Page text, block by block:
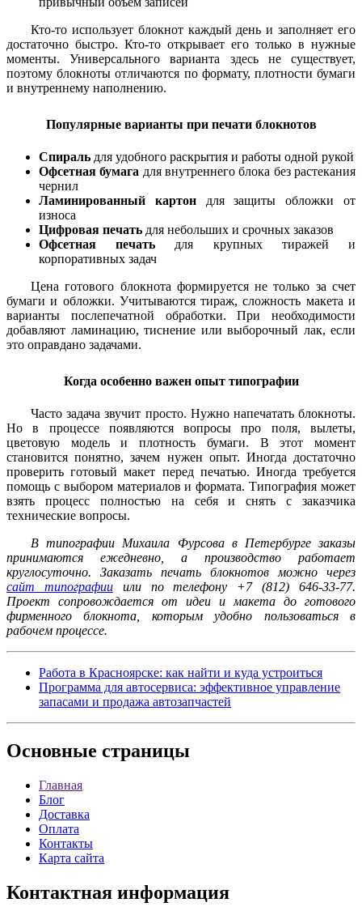
Кто-то использует блокнот каждый день и заполняет его
достаточно быстро. Кто-то открывает его только в нужные
моменты. Универсального варианта здесь не существует,
поэтому блокноты отличаются по формату, плотности бумаги
и внутреннему наполнению.
Популярные варианты при печати блокнотов
Спираль для удобного раскрытия и работы одной рукой
Офсетная бумага для внутреннего блока без растекания
чернил
Ламинированный картондля защиты обложки от
износа
Цифровая печать для небольших и срочных заказов
Офсетная печать для крупных тиражей и
корпоративных задач
Цена готового блокнота формируется не только за счет
бумаги и обложки. Учитываются тираж, сложность макета и
варианты послепечатной обработки. При необходимости
добавляют ламинацию, тиснение или выборочный лак, если
это оправдано задачами.
Когда особенно важен опыт типографии
Часто задача звучит просто. Нужно напечатать блокноты.
Но в процессе появляются вопросы про поля, вылеты,
цветовую модель и плотность бумаги. В этот момент
становится понятно, зачем нужен опыт. Иногда достаточно
проверить готовый макет перед печатью. Иногда требуется
помощь с выбором материалов и формата. Типография может
взять процесс полностью на себя и снять с заказчика
технические вопросы.
В типографии Михаила Фурсова в Петербурге заказы
принимаются ежедневно, а производство работает
круглосуточно. Заказать печать блокнотов можно через
сайт типографииили по телефону +7 (812) 646-33-77.
Проект сопровождается от идеи и макета до готового
фирменного блокнота, которым удобно пользоваться в
рабочем процессе.
Работа в Красноярске: как найти и куда устроиться
Программа для автосервиса: эффективное управление
запасами и продажа автозапчастей
Основные страницы
Главная
Блог
Доставка
Оплата
Контакты
Карта сайта
Контактная информация